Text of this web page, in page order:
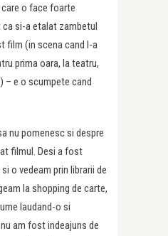
care o face foarte
si-a etalat zambetul
film (in scena cand l-a
prima oara, la teatru,
– e o scumpete cand
nu pomenesc si despre
filmul. Desi a fost
o vedeam prin librarii de
la shopping de carte,
laudand-o si
am fost indeajuns de